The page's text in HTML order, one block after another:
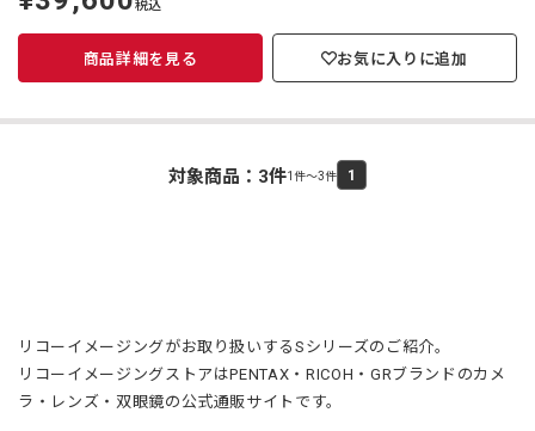
価
税込
商品詳細を見る お気に入りに追加
対象商品： 3件1件～3件 1
リコーイメージングがお取り扱いするSシリーズのご紹介。
リコーイメージングストアはPENTAX・RICOH・GRブランドのカメ
ラ・レンズ・双眼鏡の公式通販サイトです。